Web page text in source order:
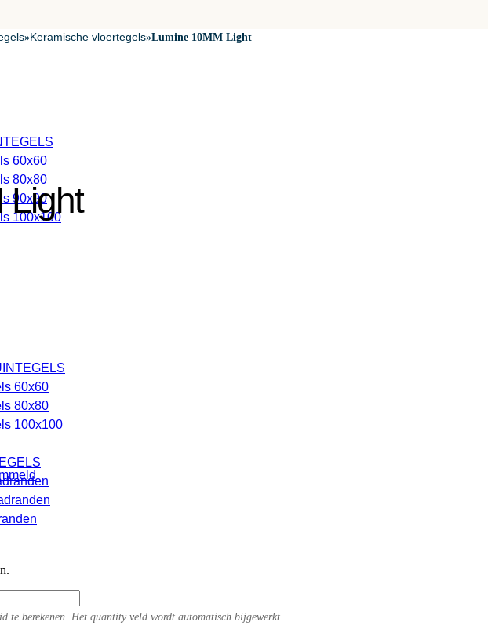
60x60
80x80
90x90
100x100
60x60
80x80
100x100
»Keramische vloertegels»Lumine 10MM Light
Light
te berekenen. Het quantity veld wordt automatisch bijgewerkt.